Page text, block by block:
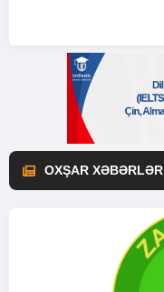
OXŞAR XƏBƏRLƏR